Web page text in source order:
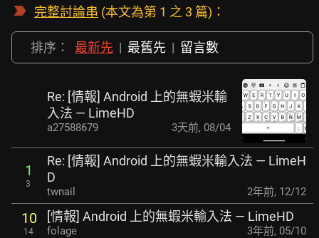
完整討論串 (本文為第 1 之 3 篇)：
排序： 最新先 | 最舊先 | 留言數
Re: [情報] Android 上的無蝦米輸
入法 — LimeHD
a27588679 3天前, 08/04
1
3
Re: [情報] Android 上的無蝦米輸入法 — LimeH
D
twnail 2年前, 12/12
10
14
[情報] Android 上的無蝦米輸入法 — LimeHD
folage 3年前, 05/10